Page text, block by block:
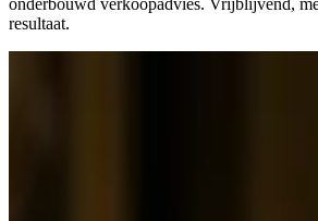
onderbouwd verkoopadvies. Vrijblijvend,
resultaat.